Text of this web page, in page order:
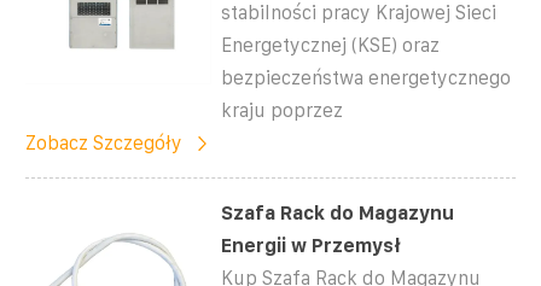
stabilności pracy Krajowej Sieci
Energetycznej (KSE) oraz
bezpieczeństwa energetycznego
kraju poprzez
Zobacz Szczegóły
Szafa Rack do Magazynu
Energii w Przemysł
Kup Szafa Rack do Magazynu